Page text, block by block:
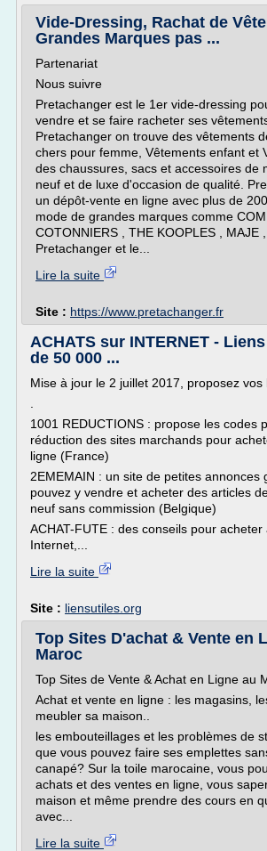
Vide-Dressing, Rachat de
Grandes Marques pas ...
Partenariat
Nous suivre
Pretachanger est le 1er vide-dressing
vendre et se faire racheter ses
Pretachanger on trouve des vêtements
chers pour femme, Vêtements enfant et
des chaussures, sacs et accessoires de
neuf et de luxe d'occasion de qualité.
un dépôt-vente en ligne avec plus de
mode de grandes marques comme
COTONNIERS , THE KOOPLES , MAJE ,
Pretachanger et le...
Lire la suite
Site : https://www.pretachanger.fr
ACHATS sur INTERNET -
de 50 000 ...
Mise à jour le 2 juillet 2017, proposez vos
1001 REDUCTIONS : propose les codes
réduction des sites marchands pour
ligne (France)
2EMEMAIN : un site de petites annonces
pouvez y vendre et acheter des articles
neuf sans commission (Belgique)
ACHAT-FUTE : des conseils pour
Internet,...
Lire la suite
Site : liensutiles.org
Top Sites D'achat & Vente en
Maroc
Top Sites de Vente & Achat en Ligne au
Achat et vente en ligne : les magasins,
meubler sa maison..
les embouteillages et les problèmes de
que vous pouvez faire ses emplettes
canapé? Sur la toile marocaine, vous
achats et des ventes en ligne, vous
maison et même prendre des cours en
avec...
Lire la suite